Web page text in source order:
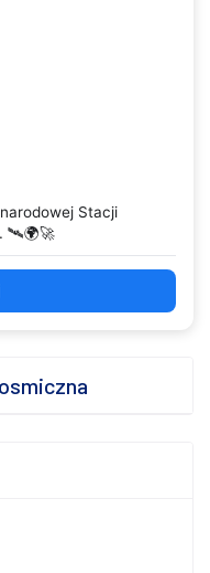
Stacji
🛰️🌍🚀